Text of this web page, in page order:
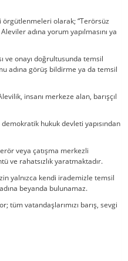
örgütlenmeleri olarak; “Terörsüz
adına yorum yapılmasını ya
ve onayı doğrultusunda temsil
adına görüş bildirme ya da temsil
insanı merkeze alan, barışçıl
hukuk devleti yapısından
veya çatışma merkezli
ve rahatsızlık yaratmaktadır.
yalnızca kendi irademizle temsil
beyanda bulunamaz.
tüm vatandaşlarımızı barış, sevgi